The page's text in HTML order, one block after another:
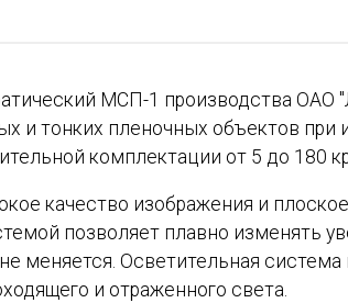
МСП-1 производства ОАО
и тонких пленочных объектов при
комплектации от 5 до 180
качество изображения и
позволяет плавно изменять
меняется. Осветительная
и отраженного света.